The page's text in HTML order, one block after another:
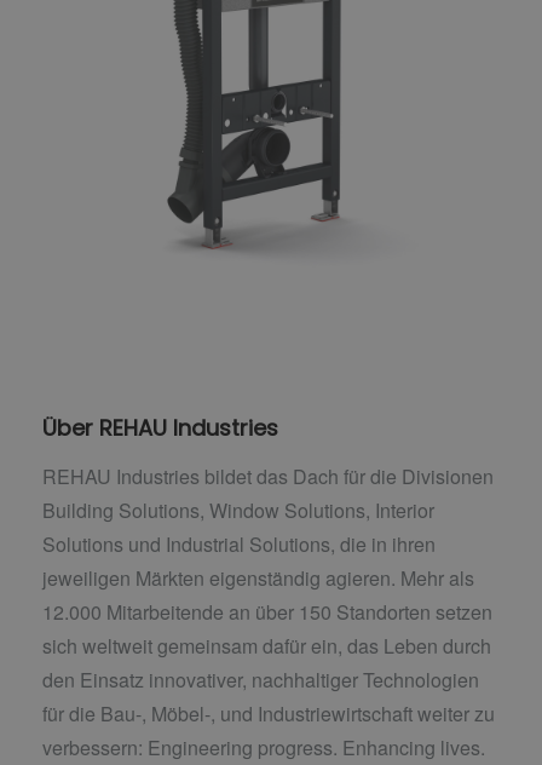
Über REHAU Industries
REHAU Industries bildet das Dach für die Divisionen
Building Solutions, Window Solutions, Interior
Solutions und Industrial Solutions, die in ihren
jeweiligen Märkten eigenständig agieren. Mehr als
12.000 Mitarbeitende an über 150 Standorten setzen
sich weltweit gemeinsam dafür ein, das Leben durch
den Einsatz innovativer, nachhaltiger Technologien
für die Bau-, Möbel-, und Industriewirtschaft weiter zu
verbessern: Engineering progress. Enhancing lives.